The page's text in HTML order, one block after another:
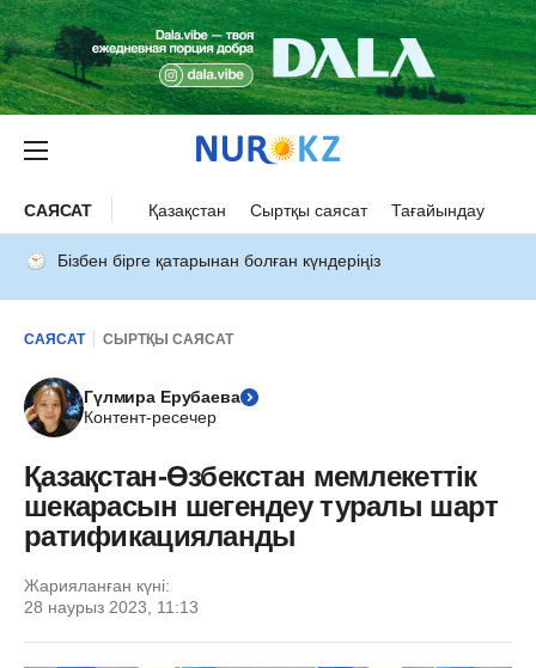
САЯСАТ Қазақстан Сыртқы саясат Тағайындау
Бізбен бірге қатарынан болған күндеріңіз
САЯСАТ СЫРТҚЫ САЯСАТ
Гүлмира Ерубаева
Контент-ресечер
Қазақстан-Өзбекстан мемлекеттік
шекарасын шегендеу туралы шарт
ратификацияланды
Жарияланған күні:
28 наурыз 2023, 11:13